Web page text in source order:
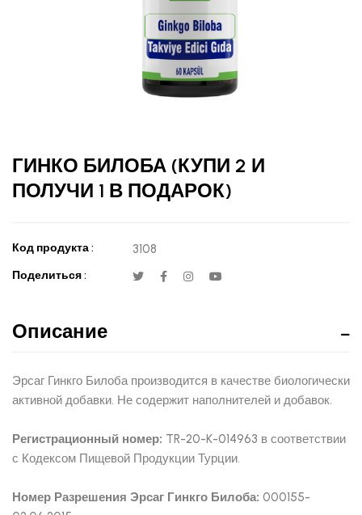
ГИНКО БИЛОБА (КУПИ 2 И
ПОЛУЧИ 1 В ПОДАРОК)
Код продукта : 3108
Поделиться :
Описание
Эрсаг Гинкго Билоба производится в качестве биологически
активной добавки. Не содержит наполнителей и добавок.
Регистрационный номер: TR-20-K-014963 в соответствии
с Кодексом Пищевой Продукции Турции.
Номер Разрешения Эрсаг Гинкго Билоба: 000155-